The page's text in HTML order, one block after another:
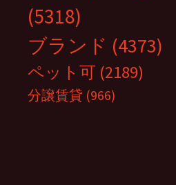
(5318)
ブランド (4373)
ペット可 (2189)
分譲賃貸 (966)